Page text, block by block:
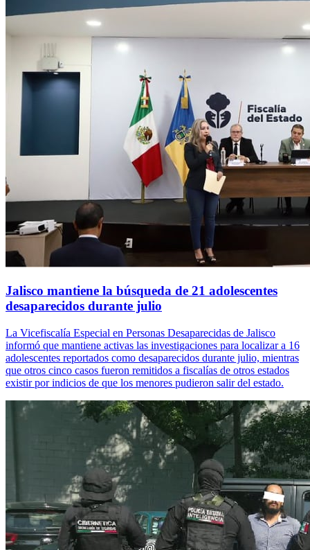
Jalisco mantiene la búsqueda de 21 adolescentes
desaparecidos durante julio
La Vicefiscalía Especial en Personas Desaparecidas de Jalisco
informó que mantiene activas las investigaciones para localizar a 16
adolescentes reportados como desaparecidos durante julio, mientras
que otros cinco casos fueron remitidos a fiscalías de otros estados
existir por indicios de que los menores pudieron salir del estado.